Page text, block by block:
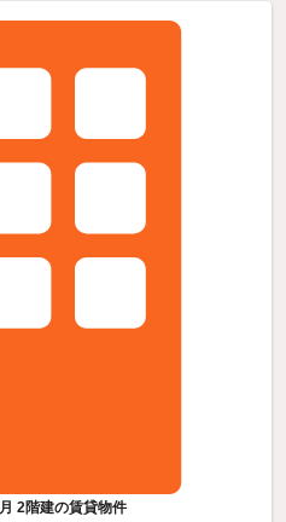
2階建の賃貸物件